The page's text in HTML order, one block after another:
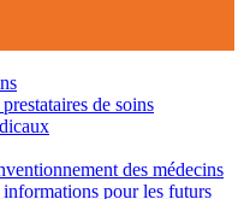
de soins
des médecins
pour les futurs